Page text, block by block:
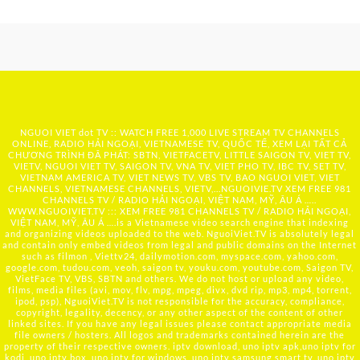
NGUOI VIET dot TV :: WATCH FREE 1,000 LIVE STREAM TV CHANNELS
ONLINE, RADIO HẢI NGOẠI, VIETNAMESE TV, QUỐC TẾ, XEM LẠI TẤT CẢ
CHƯƠNG TRÌNH ĐÃ PHÁT: SBTN, VIETFACETV, LITTLE SAIGON TV, VIET TV,
VIETV, NGUOI VIET TV, SAIGON TV, VNA TV, VIET PHO TV, IBC TV, SET TV,
VIETNAM AMERICA TV, VIET NEWS TV, VBS TV, BAO NGUOI VIET, VIET
CHANNELS, VIETNAMESE CHANNELS, VIETV,... NGUOIVIE.TV XEM FREE 981
CHANNELS TV / RADIO HẢI NGOẠI, VIỆT NAM, MỸ, ÂU Á …..
WWW.NGUOIVIET.TV ::: XEM FREE 981 CHANNELS TV / RADIO HẢI NGOẠI,
VIỆT NAM, MỸ, ÂU Á ….is a Vietnamese video search engine that indexing
and organizing videos uploaded to the web. NguoiViet.TV is absolutely legal
and contain only embed videos from legal and public domains on the Internet
such as filmon , Viettv24, dailymotion.com, myspace.com, yahoo.com,
google.com, tudou.com, veoh, saigon tv, youku.com, youtube.com, Saigon TV,
VietFace TV, VBS, SBTN and others. We do not host or upload any video,
films, media files (avi, mov, flv, mpg, mpeg, divx, dvd rip, mp3, mp4, torrent,
ipod, psp), NguoiViet.TV is not responsible for the accuracy, compliance,
copyright, legality, decency, or any other aspect of the content of other
linked sites. If you have any legal issues please contact appropriate media
file owners / hosters. All logos and trademarks contained herein are the
property of their respective owners. iptv download, uno iptv apk,uno iptv for
kodi, uno iptv box, uno iptv for windows, uno iptv samsung smart tv, uno iptv